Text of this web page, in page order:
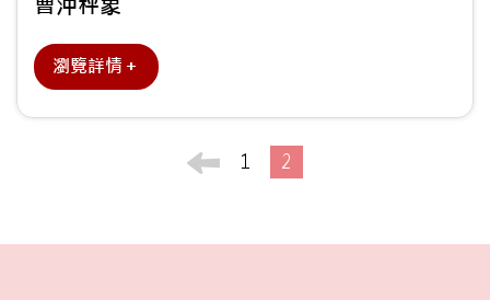
瀏覽詳情＋
1 2